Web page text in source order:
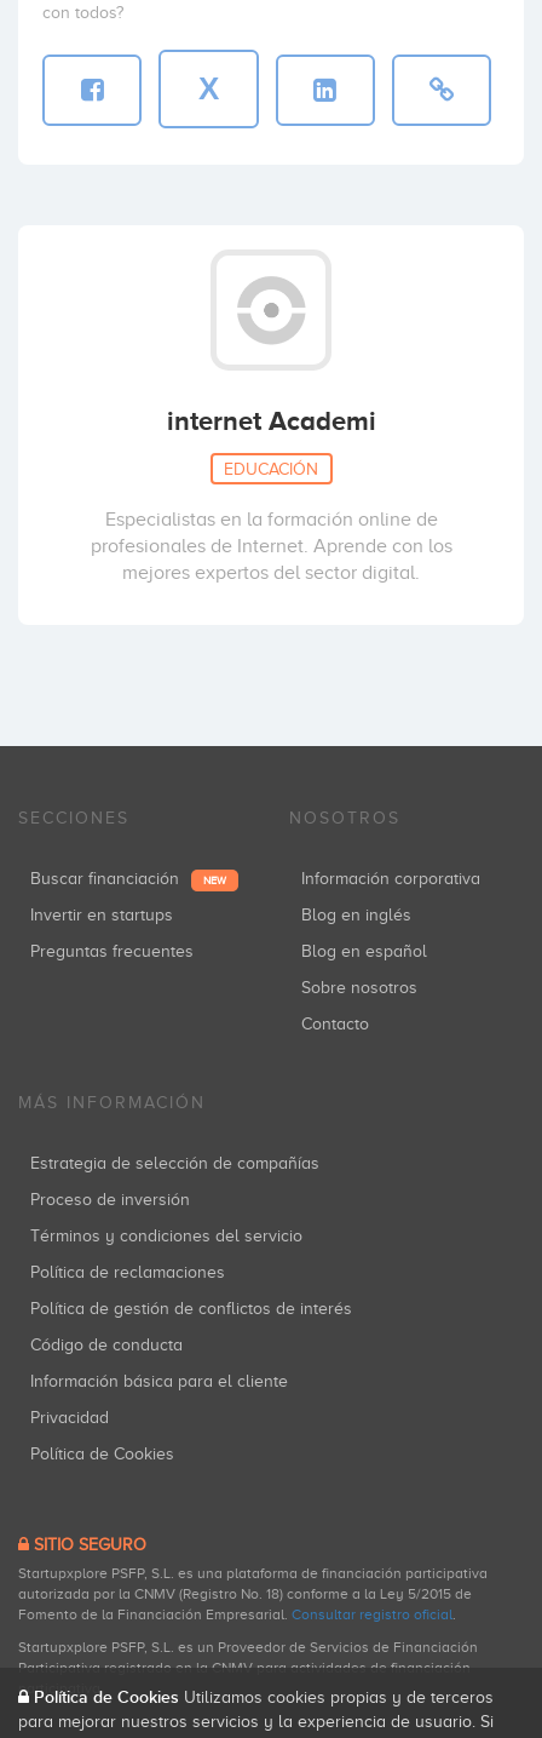
con todos?
X
internet Academi
EDUCACIÓN
Especialistas en la formación online de
profesionales de Internet. Aprende con los
mejores expertos del sector digital.
SECCIONES
Buscar financiación NEW
Invertir en startups
Preguntas frecuentes
NOSOTROS
Información corporativa
Blog en inglés
Blog en español
Sobre nosotros
Contacto
MÁS INFORMACIÓN
Estrategia de selección de compañías
Proceso de inversión
Términos y condiciones del servicio
Política de reclamaciones
Política de gestión de conflictos de interés
Código de conducta
Información básica para el cliente
Privacidad
Política de Cookies
SITIO SEGURO
Startupxplore PSFP, S.L. es una plataforma de financiación participativa
autorizada por la CNMV (Registro No. 18) conforme a la Ley 5/2015 de
Fomento de la Financiación Empresarial. Consultar registro oficial.
Startupxplore PSFP, S.L. es un Proveedor de Servicios de Financiación
Participativa registrado en la CNMV para actividades de financiación
participativa.
Política de Cookies Utilizamos cookies propias y de terceros
para mejorar nuestros servicios y la experiencia de usuario. Si